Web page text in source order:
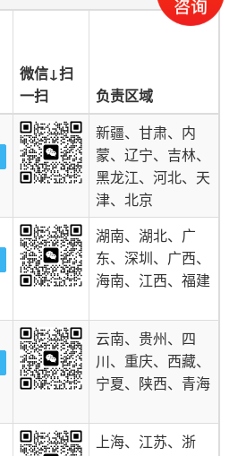
微信↓扫
一扫
负责区域
新疆、甘肃、内
蒙、辽宁、吉林、
黑龙江、河北、天
津、北京
湖南、湖北、广
东、深圳、广西、
海南、江西、福建
云南、贵州、四
川、重庆、西藏、
宁夏、陕西、青海
上海、江苏、浙